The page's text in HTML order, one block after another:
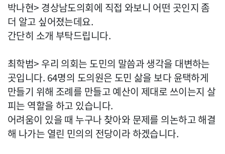
박나현> 경상남도의회에 직접 와보니 어떤 곳인지 좀
더 알고 싶어졌는데요.
간단히 소개 부탁드립니다.
최학범> 우리 의회는 도민의 말씀과 생각을 대변하는
곳입니다. 64명의 도의원은 도민 삶을 보다 윤택하게
만들기 위해 조례를 만들고 예산이 제대로 쓰이는지 살
피는 역할을 하고 있습니다.
어려움이 있을 때 누구나 찾아와 문제를 의논하고 해결
해 나가는 열린 민의의 전당이라 하겠습니다.